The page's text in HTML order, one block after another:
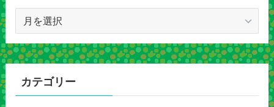
カ
イ
カテゴリー